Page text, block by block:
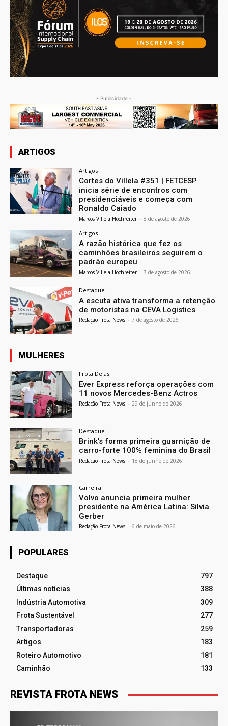
- Publicidade -
ARTIGOS
Artigos
Cortes do Villela #351 | FETCESP
inicia série de encontros com
presidenciáveis e começa com
Ronaldo Caiado
Marcos Villela Hochreiter - 8 de agosto de 2026
Artigos
A razão histórica que fez os
caminhões brasileiros seguirem o
padrão europeu
Marcos Villela Hochreiter - 7 de agosto de 2026
Destaque
A escuta ativa transforma a retenção
de motoristas na CEVA Logistics
Redação Frota News - 7 de agosto de 2026
MULHERES
Frota Delas
Ever Express reforça operações com
11 novos Mercedes-Benz Actros
Redação Frota News - 29 de junho de 2026
Destaque
Brink’s forma primeira guarnição de
carro-forte 100% feminina do Brasil
Redação Frota News - 18 de junho de 2026
Carreira
Volvo anuncia primeira mulher
presidente na América Latina: Silvia
Gerber
Redação Frota News - 6 de maio de 2026
POPULARES
Destaque
797
Últimas notícias
388
Indústria Automotiva
309
Frota Sustentável
277
Transportadoras
259
Artigos
183
Roteiro Automotivo
181
Caminhão
133
REVISTA FROTA NEWS